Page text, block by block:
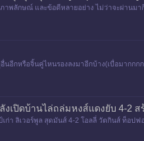
าพลักษณ์ และข้อดีหลายอย่าง ไม่ว่าจะผ่านมา
อีกหรือจิ้นคู่ไหนรองลงมาอีกบ้าง(เบื่อมากก
ปิดบ้านไล่ถล่มหงส์แดงยับ 4-2
ก่า ลิเวอร์พูล สุดมันส์ 4-2 โอลลี่ วัตกินส์ ท็อ